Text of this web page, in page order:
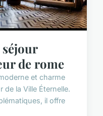
de rome
et charme
la Ville Éternelle.
il offre